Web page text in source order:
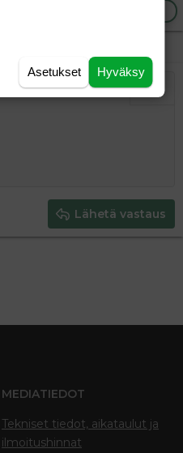
lista
editoriin…
hyperlinkki
kuva
HymiötLaajennettuun
Kumoa
line
Lähetä vastaus
MEDIATIEDOT
Tekniset tiedot, aikataulut ja
ilmoitushinnat
Hyväksy
Asetukset